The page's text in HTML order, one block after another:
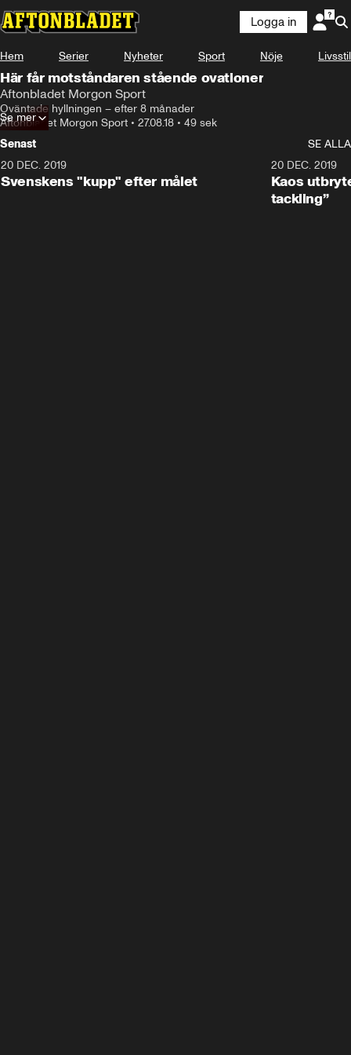
Logga in
Hem Serier Nyheter Sport Nöje Livsstil
Här får motståndaren stående ovationer
Aftonbladet Morgon Sport
Oväntade hyllningen – efter 8 månader
Aftonbladet Morgon Sport • 27.08.18 • 49 sek
Se mer
Senast
SE ALLA
20 DEC. 2019
Svenskens "kupp" efter målet
20 DEC. 2019
Kaos
tackling”